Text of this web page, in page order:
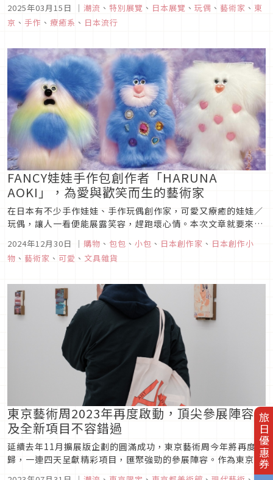
旅日優惠券
本藝術家「Yukiko」所打造的絨毛玩偶品牌「Kotatsu
Village」，旗下究竟有著哪些療癒人心的毛絨作品呢？
2025年03月15日 ｜ 潮流 、 特別展覽 、 日本展覽 、 玩偶 、 藝術家 、 東
京 、 手作 、 療癒系 、 日本流行
FANCY娃娃手作包創作者「HARUNA
AOKI」，為愛與歡笑而生的藝術家
在日本有不少手作娃娃、手作玩偶創作家，可愛又療癒的娃娃／
玩偶，讓人一看便能展露笑容，趕跑壞心情。本次文章就要來介
將娃娃與包款結合，讓療癒玩偶化身為生活中的實用配件。
2024年12月30日 ｜ 購物 、 包包 、 小包 、 日本創作家 、 日本創作小
物 、 藝術家 、 可愛 、 文具雜貨
東京藝術周2023年再度啟動，頂尖參展陣容
及全新項目不容錯過
延續去年11月擴展版企劃的圓滿成功，東京藝術周今年將再度回
歸，一連四天呈獻精彩項目，匯聚強勁的參展陣容。作為東京最
具野心、覆蓋全市的當代藝術企劃，今屆活動連繫全市各地共11